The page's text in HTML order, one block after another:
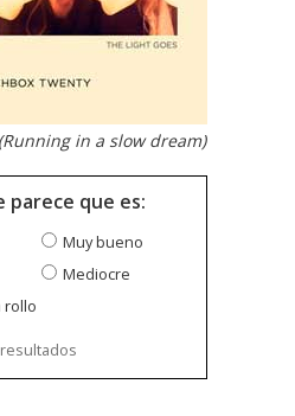
in a slow dream)
parece que es:
Muy bueno
Mediocre
rollo